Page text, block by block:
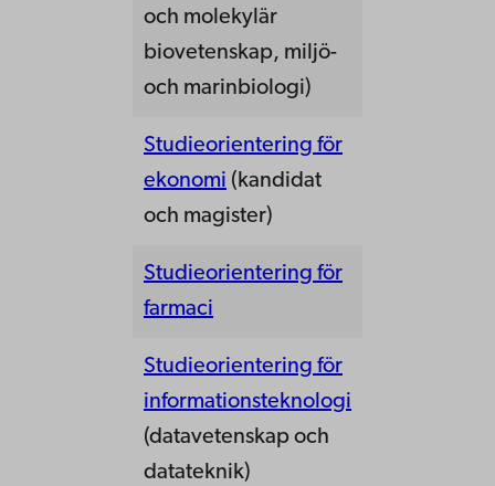
och molekylär
biovetenskap, miljö-
och marinbiologi)
Studieorientering för
ekonomi (kandidat
och magister)
Studieorientering för
farmaci
Studieorientering för
informationsteknologi
(datavetenskap och
datateknik)